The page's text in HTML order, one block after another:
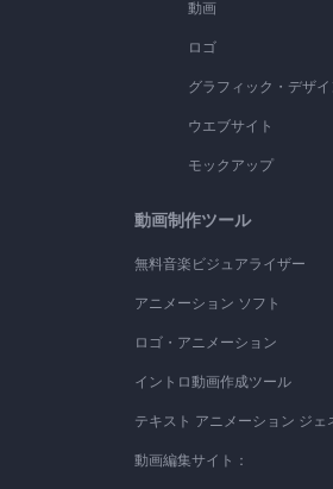
動画
ロゴ
グラフィック・デザイ
ウエブサイト
モックアップ
動画制作ツール
無料音楽ビジュアライザー
アニメーション ソフト
ロゴ・アニメーション
イントロ動画作成ツール
テキスト アニメーション ジェ
動画編集サイト：